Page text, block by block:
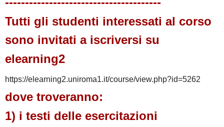
Tutti gli studenti interessati al corso
sono invitati a iscriversi su
elearning2
https://elearning2.uniroma1.it/course/view.php?id=5262
dove troveranno:
1) i testi delle esercitazioni